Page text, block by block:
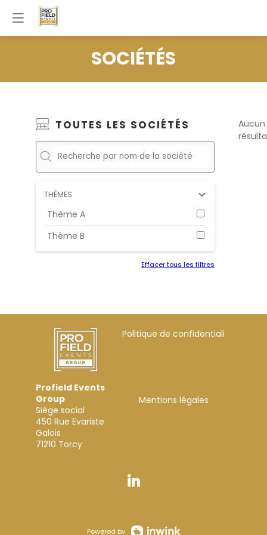
SOCIÉTÉS
TOUTES LES SOCIÉTÉS
THÈMES
Thème A
Thème B
Effacer tous les filtres
Aucun
Profield Events
Group
Siège social
450 Rue Evariste
Galois
Politique de confidentialité
Mentions légales
Powered by